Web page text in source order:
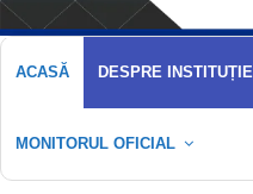
ACASĂ DESPRE INSTITUȚIE
MONITORUL OFICIAL